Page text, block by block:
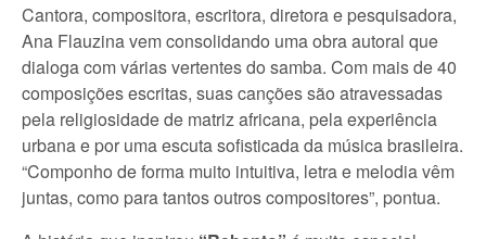
Cantora, compositora, escritora, diretora e pesquisadora,
Ana Flauzina vem consolidando uma obra autoral que
dialoga com várias vertentes do samba. Com mais de 40
composições escritas, suas canções são atravessadas
pela religiosidade de matriz africana, pela experiência
urbana e por uma escuta sofisticada da música brasileira.
“Componho de forma muito intuitiva, letra e melodia vêm
juntas, como para tantos outros compositores”, pontua.